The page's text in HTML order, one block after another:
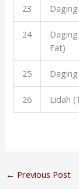
23
24
Fat)
25
26 Lidah
← Previous Post